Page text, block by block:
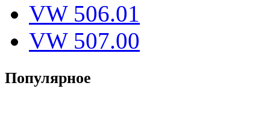
VW 506.01
VW 507.00
Популярное